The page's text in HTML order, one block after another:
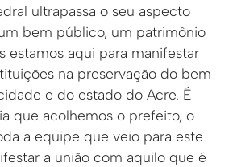
ultrapassa o seu aspecto
bem público, um patrimônio
estamos aqui para manifestar
na preservação do bem
e do estado do Acre. É
que acolhemos o prefeito, o
a equipe que veio para este
a união com aquilo que é